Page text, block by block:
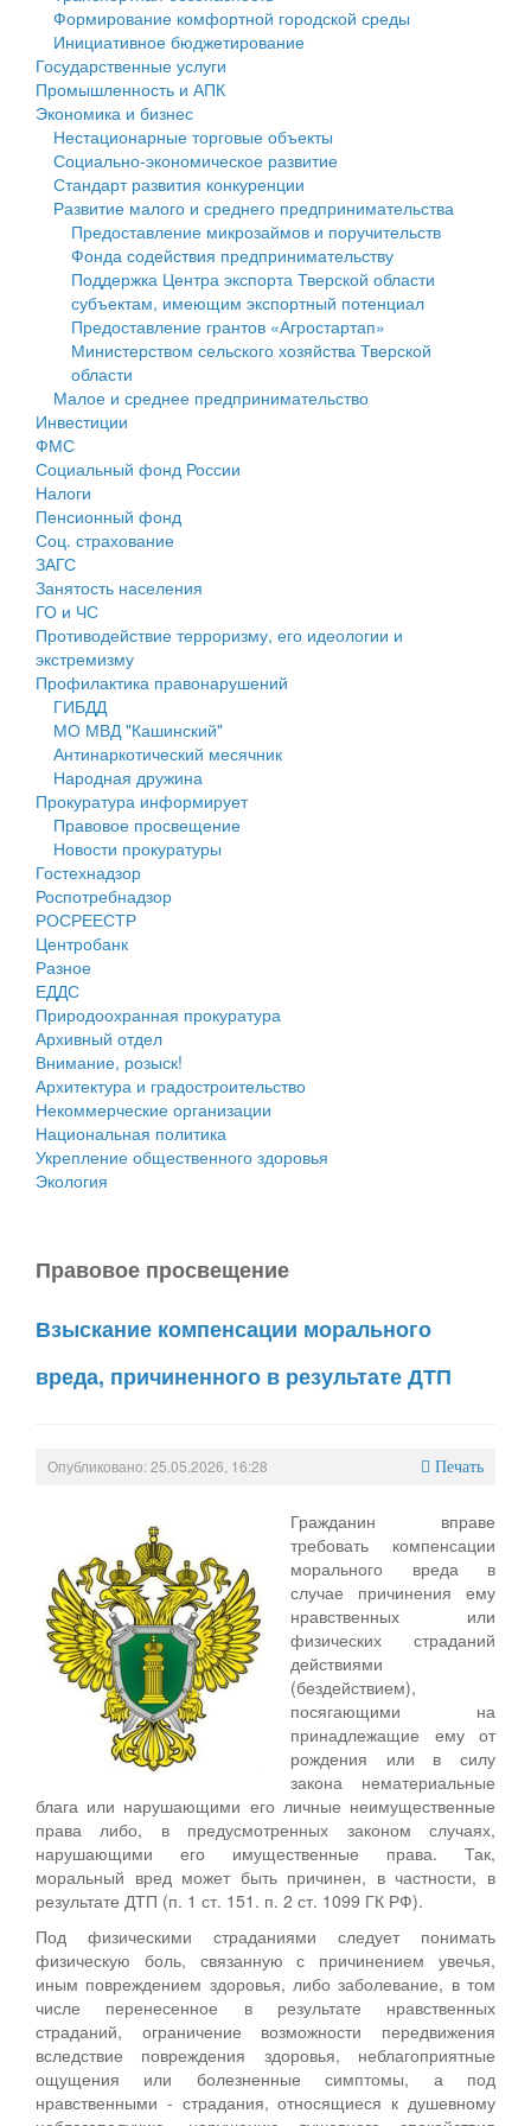
Государственные услуги
Промышленность и АПК
Экономика и бизнес
Символика
Устав
Гостям округа
Туризм
Культура
Образование
Здравоохранение
Социальная защита
Фотоальбом
муниципального округа Тверской области
Администрация Кашинского муниципального округа
Тверской области
Управление сельскими территориями
Открытые данные
Работа с обращениями граждан
Муниципальный контроль
Муниципальные услуги
Проекты административных регламентов
Антимонопольный комплаенс
Противодействие коррупции
Финансовое управление
Бюджет для граждан
Имущество
Выявление правообладателей ранее учтенных
объектов недвижимости
Имущественная поддержка субъектов малого и
среднего предпринимательства
Информационная поддержка субъектов малого и
среднего предпринимательства
Муниципальные программы
Контрольно-счетная палата
Персональные данные
Оценка регулирующего воздействия
Деятельность МУ
Нормативы градостроительного проектирования
Правила землепользования и застройки
Генеральные планы
Проекты планировки территории
Собрание депутатов
Городское поселение
Сельские поселения
Формирование комфортной городской среды
Инициативное бюджетирование
Государственные услуги
Промышленность и АПК
Экономика и бизнес
Нестационарные торговые объекты
Социально-экономическое развитие
Стандарт развития конкуренции
Развитие малого и среднего предпринимательства
Предоставление микрозаймов и поручительств
Фонда содействия предпринимательству
Поддержка Центра экспорта Тверской области
субъектам, имеющим экспортный потенциал
Предоставление грантов «Агростартап»
Министерством сельского хозяйства Тверской
области
Малое и среднее предпринимательство
Инвестиции
ФМС
Социальный фонд России
Налоги
Пенсионный фонд
Соц. страхование
ЗАГС
Занятость населения
ГО и ЧС
Противодействие терроризму, его идеологии и
экстремизму
Профилактика правонарушений
ГИБДД
МО МВД "Кашинский"
Антинаркотический месячник
Народная дружина
Прокуратура информирует
Правовое просвещение
Новости прокуратуры
Гостехнадзор
Роспотребнадзор
РОСРЕЕСТР
Центробанк
Разное
ЕДДС
Природоохранная прокуратура
Архивный отдел
Внимание, розыск!
Архитектура и градостроительство
Некоммерческие организации
Национальная политика
Укрепление общественного здоровья
Экология
Правовое просвещение
Взыскание компенсации морального
вреда, причиненного в результате ДТП
Опубликовано: 25.05.2026, 16:28 Печать
Гражданин вправе
требовать компенсации
морального вреда в
случае причинения ему
нравственных или
физических страданий
действиями
(бездействием),
посягающими на
принадлежащие ему от
рождения или в силу
закона нематериальные
блага или нарушающими его личные неимущественные
права либо, в предусмотренных законом случаях,
нарушающими его имущественные права. Так,
моральный вред может быть причинен, в частности, в
результате ДТП (п. 1 ст. 151. п. 2 ст. 1099 ГК РФ).
Под физическими страданиями следует понимать
физическую боль, связанную с причинением увечья,
иным повреждением здоровья, либо заболевание, в том
числе перенесенное в результате нравственных
страданий, ограничение возможности передвижения
вследствие повреждения здоровья, неблагоприятные
ощущения или болезненные симптомы, а под
нравственными - страдания, относящиеся к душевному